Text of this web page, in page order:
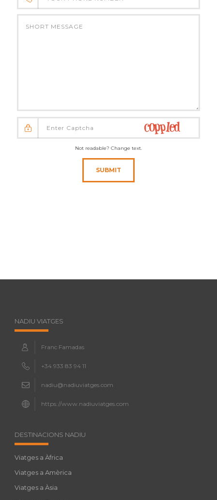
Not readable? Change text.
SUBMIT
NADIU VIATGES
Franc Famadas
+34 933 83 94 11
nadiu@nadiuviatges.com
https://www.nadiuviatges.com
DESTINACIONS NADIU
Viatges a Àfrica
Viatges a Amèrica
Viatges a Àsia